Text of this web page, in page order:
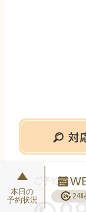
本日の
予約状況
24